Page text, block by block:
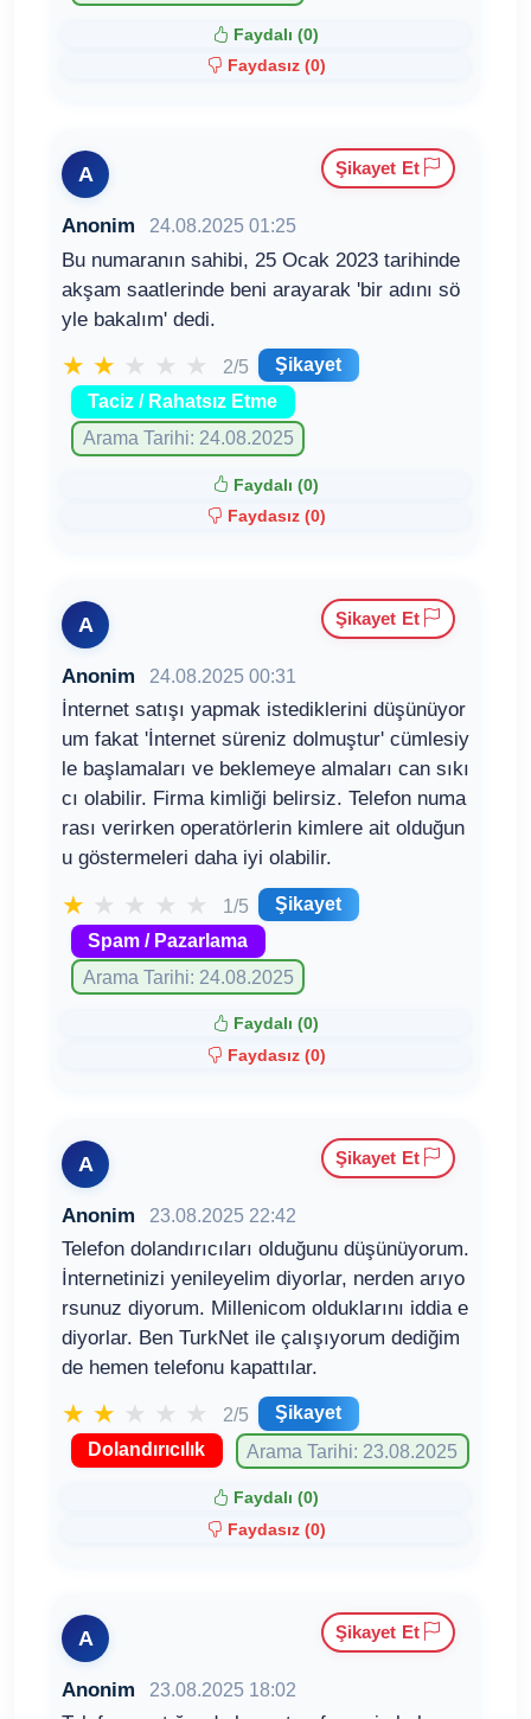
Faydalı (0)
Faydasız (0)
A
Anonim 24.08.2025 01:25
Bu numaranın sahibi, 25 Ocak 2023 tarihinde
akşam saatlerinde beni arayarak 'bir adını sö
yle bakalım' dedi.
★ ★ ★ ★ ★ 2/5
Şikayet
Taciz / Rahatsız Etme
Arama Tarihi: 24.08.2025
Faydalı (0)
Faydasız (0)
Şikayet Et
A
Anonim 24.08.2025 00:31
İnternet satışı yapmak istediklerini düşünüyor
um fakat 'İnternet süreniz dolmuştur' cümlesiy
le başlamaları ve beklemeye almaları can sıkı
cı olabilir. Firma kimliği belirsiz. Telefon numa
rası verirken operatörlerin kimlere ait olduğun
u göstermeleri daha iyi olabilir.
★ ★ ★ ★ ★ 1/5
Şikayet
Spam / Pazarlama
Arama Tarihi: 24.08.2025
Faydalı (0)
Faydasız (0)
Şikayet Et
A
Anonim 23.08.2025 22:42
Telefon dolandırıcıları olduğunu düşünüyorum.
İnternetinizi yenileyelim diyorlar, nerden arıyo
rsunuz diyorum. Millenicom olduklarını iddia e
diyorlar. Ben TurkNet ile çalışıyorum dediğim
de hemen telefonu kapattılar.
★ ★ ★ ★ ★ 2/5
Şikayet
Dolandırıcılık
Arama Tarihi: 23.08.2025
Faydalı (0)
Faydasız (0)
Şikayet Et
A
Anonim 23.08.2025 18:02
Şikayet Et